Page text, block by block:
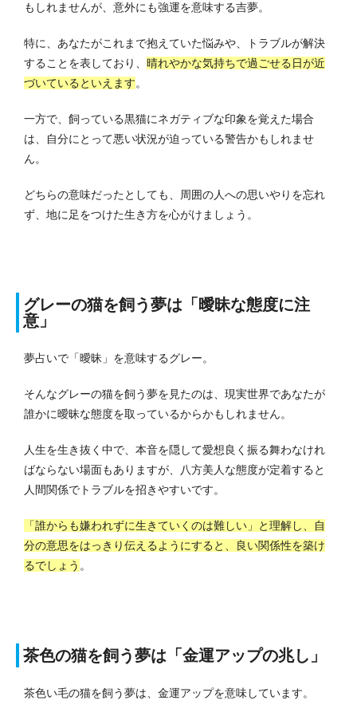
もしれませんが、意外にも強運を意味する吉夢。
特に、あなたがこれまで抱えていた悩みや、トラブルが解決
することを表しており、 晴れやかな気持ちで過ごせる日が近
づいているといえます。
一方で、飼っている黒猫にネガティブな印象を覚えた場合
は、自分にとって悪い状況が迫っている警告かもしれませ
ん。
どちらの意味だったとしても、周囲の人への思いやりを忘れ
ず、地に足をつけた生き方を心がけましょう。
グレーの猫を飼う夢は「曖昧な態度に注
意」
夢占いで「曖昧」を意味するグレー。
そんなグレーの猫を飼う夢を見たのは、現実世界であなたが
誰かに曖昧な態度を取っているからかもしれません。
人生を生き抜く中で、本音を隠して愛想良く振る舞わなけれ
ばならない場面もありますが、八方美人な態度が定着すると
人間関係でトラブルを招きやすいです。
「誰からも嫌われずに生きていくのは難しい」と理解し、自
分の意思をはっきり伝えるようにすると、良い関係性を築け
るでしょう 。
茶色の猫を飼う夢は「金運アップの兆し」
茶色い毛の猫を飼う夢は、金運アップを意味しています。